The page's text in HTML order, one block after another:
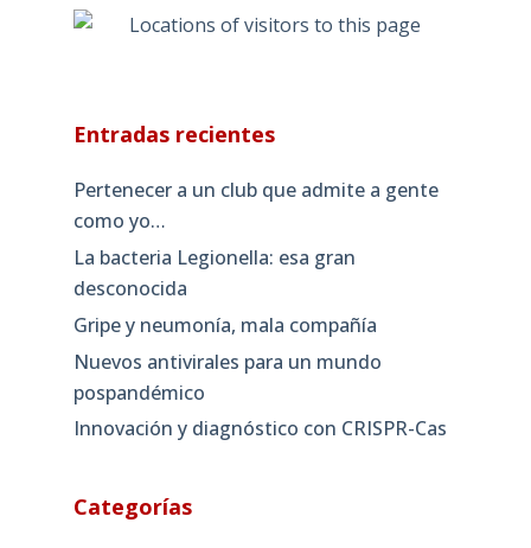
Entradas recientes
Pertenecer a un club que admite a gente
como yo…
La bacteria Legionella: esa gran
desconocida
Gripe y neumonía, mala compañía
Nuevos antivirales para un mundo
pospandémico
Innovación y diagnóstico con CRISPR-Cas
Categorías